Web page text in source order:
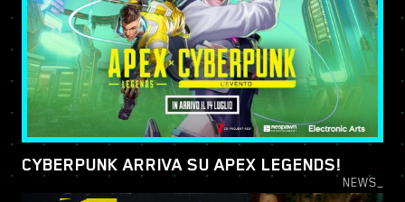
CYBERPUNK ARRIVA SU APEX LEGENDS!
NEWS_